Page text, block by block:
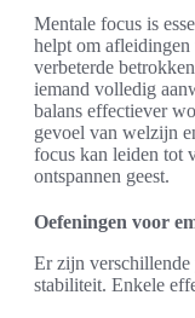
Mentale focus is
helpt om afleidingen
verbeterde
iemand volledig
balans effectiever
gevoel van welzijn
focus kan leiden tot
ontspannen geest.
Oefeningen voor
Er zijn verschillende
stabiliteit. Enkele